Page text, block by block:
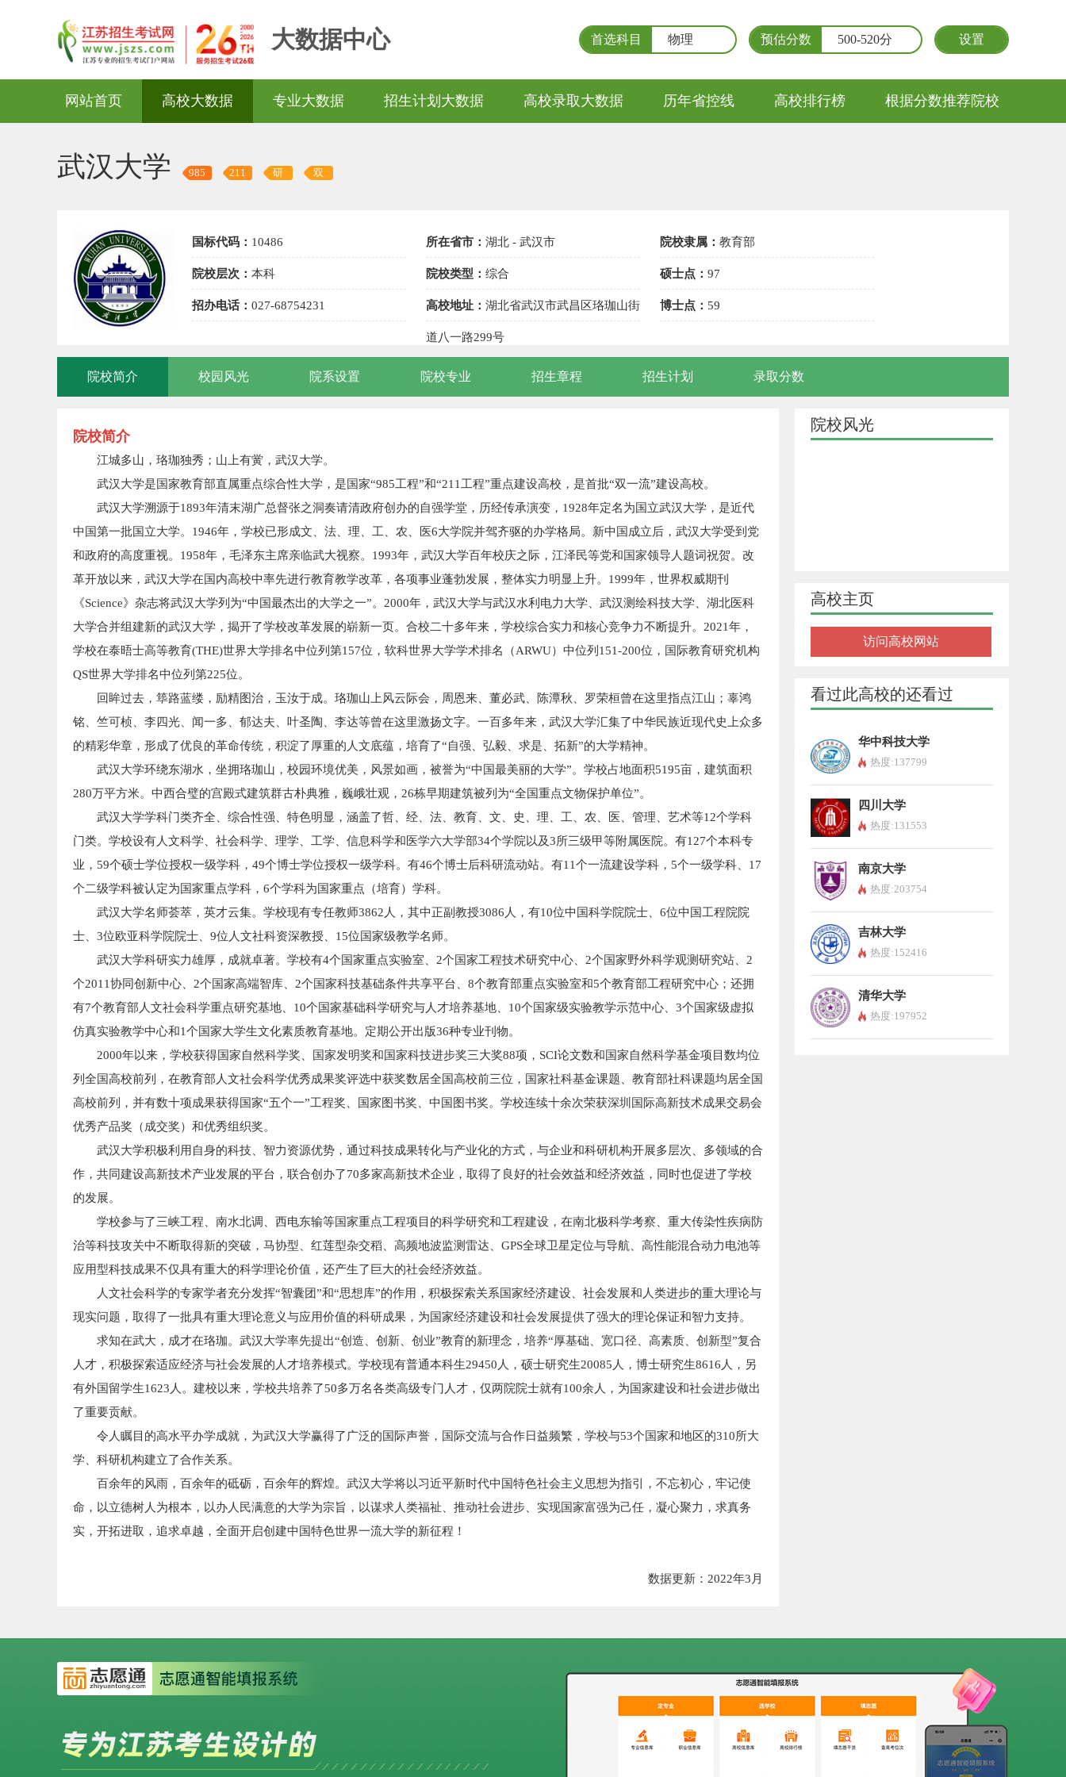
大数据中心 首选科目 物理 预估分数 500-520分 设置
网站首页 高校大数据 专业大数据 招生计划大数据 高校录取大数据 历年省控线 高校排行榜 根据分数推荐院校
武汉大学 985 211 研 双
国标代码： 10486 所在省市： 湖北 - 武汉市 院校隶属： 教育部
院校层次： 本科 院校类型： 综合 硕士点： 97
招办电话： 027-68754231 高校地址： 湖北省武汉市武昌区珞珈山街
道八一路299号
博士点： 59
院校简介 校园风光 院系设置 院校专业 招生章程 招生计划 录取分数
院校简介
江城多山，珞珈独秀；山上有黉，武汉大学。
武汉大学是国家教育部直属重点综合性大学，是国家“985工程”和“211工程”重点建设高校，是首批“双一流”建设高校。
武汉大学溯源于1893年清末湖广总督张之洞奏请清政府创办的自强学堂，历经传承演变，1928年定名为国立武汉大学，是近代
中国第一批国立大学。1946年，学校已形成文、法、理、工、农、医6大学院并驾齐驱的办学格局。新中国成立后，武汉大学受到党
和政府的高度重视。1958年，毛泽东主席亲临武大视察。1993年，武汉大学百年校庆之际，江泽民等党和国家领导人题词祝贺。改
革开放以来，武汉大学在国内高校中率先进行教育教学改革，各项事业蓬勃发展，整体实力明显上升。1999年，世界权威期刊
《Science》杂志将武汉大学列为“中国最杰出的大学之一”。2000年，武汉大学与武汉水利电力大学、武汉测绘科技大学、湖北医科
大学合并组建新的武汉大学，揭开了学校改革发展的崭新一页。合校二十多年来，学校综合实力和核心竞争力不断提升。2021年，
学校在泰晤士高等教育(THE)世界大学排名中位列第157位，软科世界大学学术排名（ARWU）中位列151-200位，国际教育研究机构
QS世界大学排名中位列第225位。
回眸过去，筚路蓝缕，励精图治，玉汝于成。珞珈山上风云际会，周恩来、董必武、陈潭秋、罗荣桓曾在这里指点江山；辜鸿
铭、竺可桢、李四光、闻一多、郁达夫、叶圣陶、李达等曾在这里激扬文字。一百多年来，武汉大学汇集了中华民族近现代史上众多
的精彩华章，形成了优良的革命传统，积淀了厚重的人文底蕴，培育了“自强、弘毅、求是、拓新”的大学精神。
武汉大学环绕东湖水，坐拥珞珈山，校园环境优美，风景如画，被誉为“中国最美丽的大学”。学校占地面积5195亩，建筑面积
280万平方米。中西合璧的宫殿式建筑群古朴典雅，巍峨壮观，26栋早期建筑被列为“全国重点文物保护单位”。
武汉大学学科门类齐全、综合性强、特色明显，涵盖了哲、经、法、教育、文、史、理、工、农、医、管理、艺术等12个学科
门类。学校设有人文科学、社会科学、理学、工学、信息科学和医学六大学部34个学院以及3所三级甲等附属医院。有127个本科专
业，59个硕士学位授权一级学科，49个博士学位授权一级学科。有46个博士后科研流动站。有11个一流建设学科，5个一级学科、17
个二级学科被认定为国家重点学科，6个学科为国家重点（培育）学科。
武汉大学名师荟萃，英才云集。学校现有专任教师3862人，其中正副教授3086人，有10位中国科学院院士、6位中国工程院院
士、3位欧亚科学院院士、9位人文社科资深教授、15位国家级教学名师。
武汉大学科研实力雄厚，成就卓著。学校有4个国家重点实验室、2个国家工程技术研究中心、2个国家野外科学观测研究站、2
个2011协同创新中心、2个国家高端智库、2个国家科技基础条件共享平台、8个教育部重点实验室和5个教育部工程研究中心；还拥
有7个教育部人文社会科学重点研究基地、10个国家基础科学研究与人才培养基地、10个国家级实验教学示范中心、3个国家级虚拟
仿真实验教学中心和1个国家大学生文化素质教育基地。定期公开出版36种专业刊物。
2000年以来，学校获得国家自然科学奖、国家发明奖和国家科技进步奖三大奖88项，SCI论文数和国家自然科学基金项目数均位
列全国高校前列，在教育部人文社会科学优秀成果奖评选中获奖数居全国高校前三位，国家社科基金课题、教育部社科课题均居全国
高校前列，并有数十项成果获得国家“五个一”工程奖、国家图书奖、中国图书奖。学校连续十余次荣获深圳国际高新技术成果交易会
优秀产品奖（成交奖）和优秀组织奖。
武汉大学积极利用自身的科技、智力资源优势，通过科技成果转化与产业化的方式，与企业和科研机构开展多层次、多领域的合
作，共同建设高新技术产业发展的平台，联合创办了70多家高新技术企业，取得了良好的社会效益和经济效益，同时也促进了学校
的发展。
学校参与了三峡工程、南水北调、西电东输等国家重点工程项目的科学研究和工程建设，在南北极科学考察、重大传染性疾病防
治等科技攻关中不断取得新的突破，马协型、红莲型杂交稻、高频地波监测雷达、GPS全球卫星定位与导航、高性能混合动力电池等
应用型科技成果不仅具有重大的科学理论价值，还产生了巨大的社会经济效益。
人文社会科学的专家学者充分发挥“智囊团”和“思想库”的作用，积极探索关系国家经济建设、社会发展和人类进步的重大理论与
现实问题，取得了一批具有重大理论意义与应用价值的科研成果，为国家经济建设和社会发展提供了强大的理论保证和智力支持。
求知在武大，成才在珞珈。武汉大学率先提出“创造、创新、创业”教育的新理念，培养“厚基础、宽口径、高素质、创新型”复合
人才，积极探索适应经济与社会发展的人才培养模式。学校现有普通本科生29450人，硕士研究生20085人，博士研究生8616人，另
有外国留学生1623人。建校以来，学校共培养了50多万名各类高级专门人才，仅两院院士就有100余人，为国家建设和社会进步做出
了重要贡献。
令人瞩目的高水平办学成就，为武汉大学赢得了广泛的国际声誉，国际交流与合作日益频繁，学校与53个国家和地区的310所大
学、科研机构建立了合作关系。
百余年的风雨，百余年的砥砺，百余年的辉煌。武汉大学将以习近平新时代中国特色社会主义思想为指引，不忘初心，牢记使
命，以立德树人为根本，以办人民满意的大学为宗旨，以谋求人类福祉、推动社会进步、实现国家富强为己任，凝心聚力，求真务
实，开拓进取，追求卓越，全面开启创建中国特色世界一流大学的新征程！
数据更新：2022年3月
院校风光
高校主页
访问高校网站
看过此高校的还看过
华中科技大学
热度:137799
四川大学
热度:131553
南京大学
热度:203754
吉林大学
热度:152416
清华大学
热度:197952